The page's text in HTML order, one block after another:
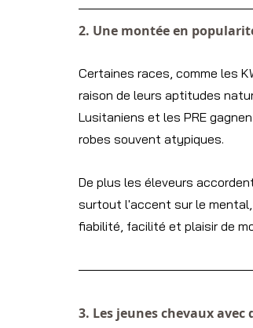
2. Une montée en
Certaines races, comme les
raison de leurs aptitudes
Lusitaniens et les PRE
robes souvent atypiques.
De plus les éleveurs
surtout l'accent sur le
fiabilité, facilité et plaisir de
3. Les jeunes chevaux